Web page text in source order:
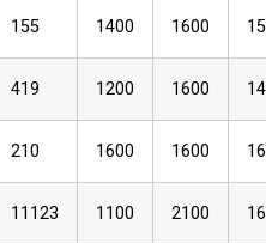
155 1400 1600
419 1200 1600
210 1600 1600
11123 1100 2100